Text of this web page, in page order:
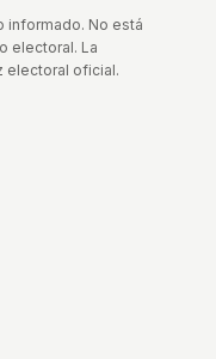
informado. No está
electoral. La
electoral oficial.